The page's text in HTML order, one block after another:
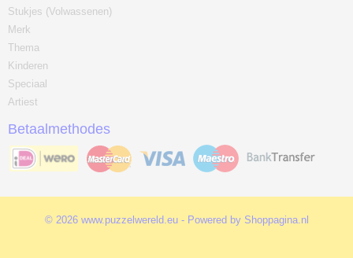
Stukjes (Volwassenen)
Merk
Thema
Kinderen
Speciaal
Artiest
Betaalmethodes
© 2026 www.puzzelwereld.eu - Powered by Shoppagina.nl